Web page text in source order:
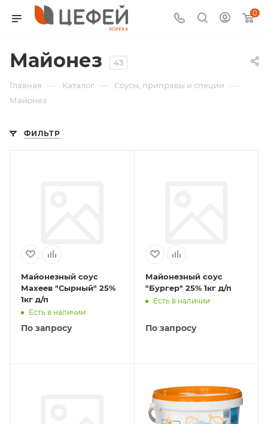
0
Майонез 43
Главная — Каталог — Соусы, приправы и специи —
Майонез
ФИЛЬТР
Майонезный соус
Махеев "Сырный" 25%
1кг д/п
Есть в наличии
По запросу
Майонезный соус
"Бургер" 25% 1кг д/п
Есть в наличии
По запросу